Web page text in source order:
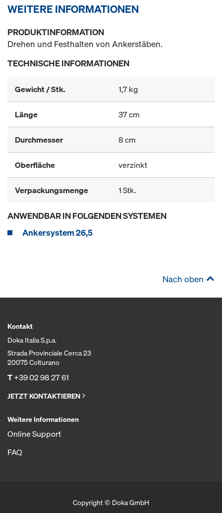
WEITERE INFORMATIONEN
PRODUKTINFORMATION
Drehen und Festhalten von Ankerstäben.
TECHNISCHE INFORMATIONEN
Gewicht / Stk. 1,7 kg
Länge 37 cm
Durchmesser 8 cm
Oberfläche verzinkt
Verpackungsmenge 1 Stk.
ANWENDBAR IN FOLGENDEN SYSTEMEN
Ankersystem 26,5
Nach oben
Kontakt
Doka Italia S.p.a.
Strada Provinciale Cerca 23
20075 Colturano
T+39 02 98 27 61
JETZT KONTAKTIEREN
Weitere Informationen
Online Support
FAQ
Copyright © Doka GmbH